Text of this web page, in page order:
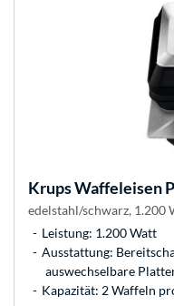
KrupsWaffeleisen
edelstahl/schwarz, 1.200
Leistung: 1.200 Watt
Ausstattung:
auswechselbare
Kapazität: 2 Waffeln